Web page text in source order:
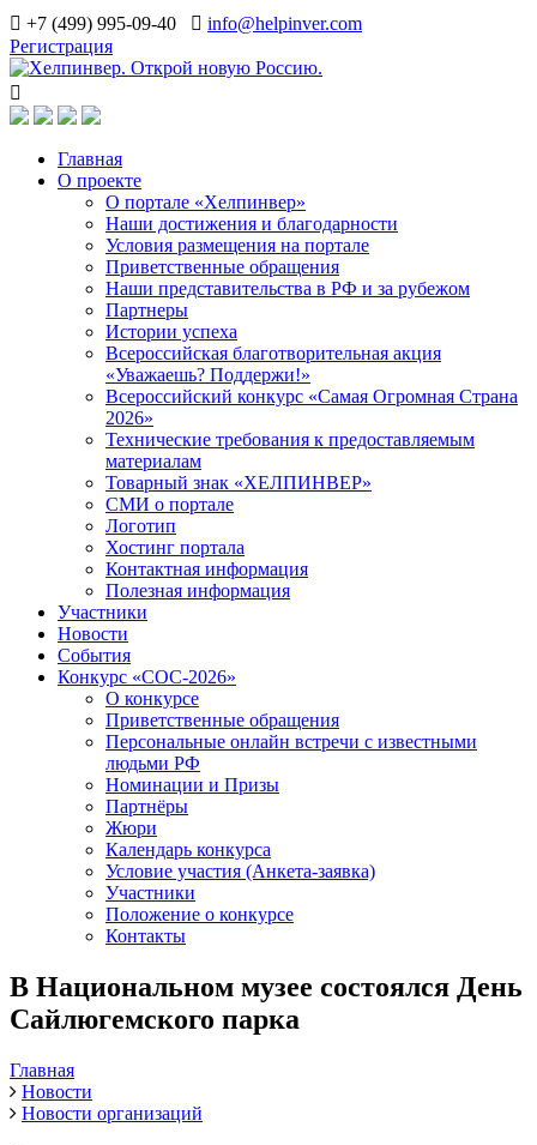
+7 (499) 995-09-40
info@helpinver.com
Регистрация
Главная
О проекте
О портале «Хелпинвер»
Наши достижения и благодарности
Условия размещения на портале
Приветственные обращения
Наши представительства в РФ и за рубежом
Партнеры
Истории успеха
Всероссийская благотворительная акция
«Уважаешь? Поддержи!»
Всероссийский конкурс «Самая Огромная Страна
2026»
Технические требования к предоставляемым
материалам
Товарный знак «ХЕЛПИНВЕР»
СМИ о портале
Логотип
Хостинг портала
Контактная информация
Полезная информация
Участники
Новости
События
Конкурс «СОС-2026»
О конкурсе
Приветственные обращения
Персональные онлайн встречи с известными
людьми РФ
Номинации и Призы
Партнёры
Жюри
Календарь конкурса
Условие участия (Анкета-заявка)
Участники
Положение о конкурсе
Контакты
В Национальном музее состоялся День
Сайлюгемского парка
Главная
Новости
Новости организаций